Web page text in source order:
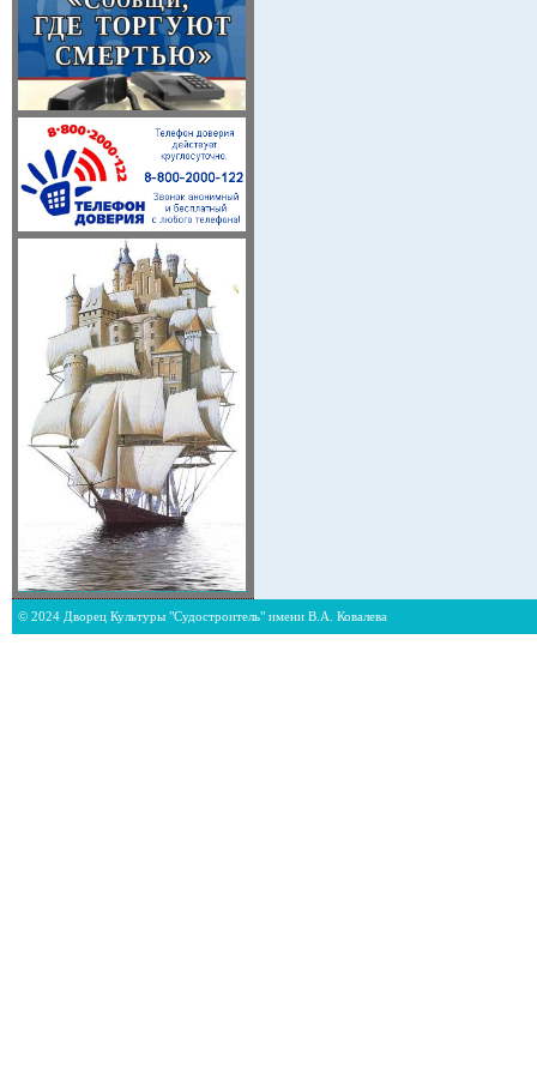
© 2024 Дворец Культуры "Судостроитель" имени В.А. Ковалева